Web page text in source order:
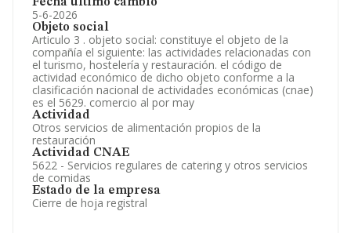
5-6-2026
Objeto social
Articulo 3 . objeto social: constituye el objeto de la
compañía el siguiente: las actividades relacionadas con
el turismo, hostelería y restauración. el código de
actividad económico de dicho objeto conforme a la
clasificación nacional de actividades económicas (cnae)
es el 5629. comercio al por may
Actividad
Otros servicios de alimentación propios de la
restauración
Actividad CNAE
5622 - Servicios regulares de catering y otros servicios
de comidas
Estado de la empresa
Cierre de hoja registral